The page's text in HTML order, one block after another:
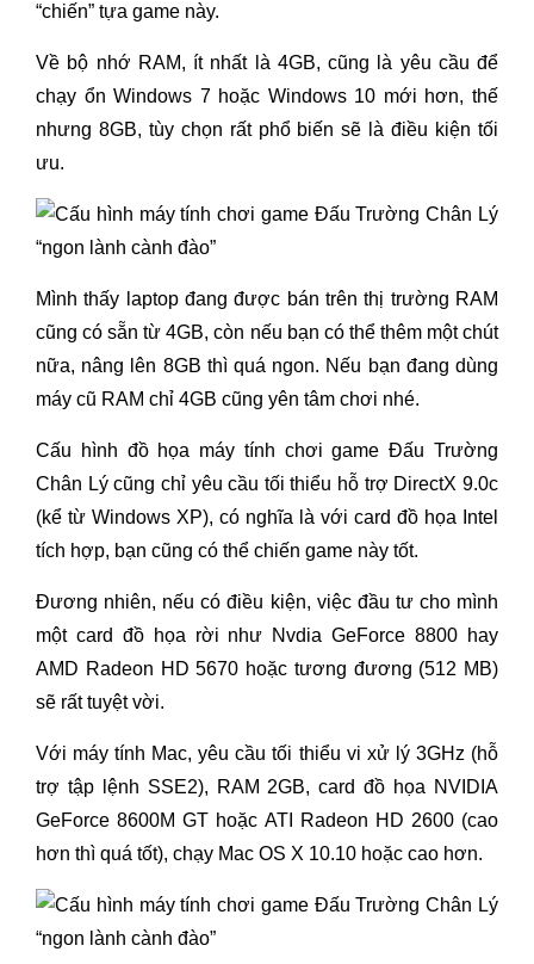
“chiến” tựa game này.
Về bộ nhớ RAM, ít nhất là 4GB, cũng là yêu cầu để
chạy ổn Windows 7 hoặc Windows 10 mới hơn, thế
nhưng 8GB, tùy chọn rất phổ biến sẽ là điều kiện tối
ưu.
Mình thấy laptop đang được bán trên thị trường RAM
cũng có sẵn từ 4GB, còn nếu bạn có thể thêm một chút
nữa, nâng lên 8GB thì quá ngon. Nếu bạn đang dùng
máy cũ RAM chỉ 4GB cũng yên tâm chơi nhé.
Cấu hình đồ họa máy tính chơi game Đấu Trường
Chân Lý cũng chỉ yêu cầu tối thiểu hỗ trợ DirectX 9.0c
(kể từ Windows XP), có nghĩa là với card đồ họa Intel
tích hợp, bạn cũng có thể chiến game này tốt.
Đương nhiên, nếu có điều kiện, việc đầu tư cho mình
một card đồ họa rời như Nvdia GeForce 8800 hay
AMD Radeon HD 5670 hoặc tương đương (512 MB)
sẽ rất tuyệt vời.
Với máy tính Mac, yêu cầu tối thiểu vi xử lý 3GHz (hỗ
trợ tập lệnh SSE2), RAM 2GB, card đồ họa NVIDIA
GeForce 8600M GT hoặc ATI Radeon HD 2600 (cao
hơn thì quá tốt), chạy Mac OS X 10.10 hoặc cao hơn.